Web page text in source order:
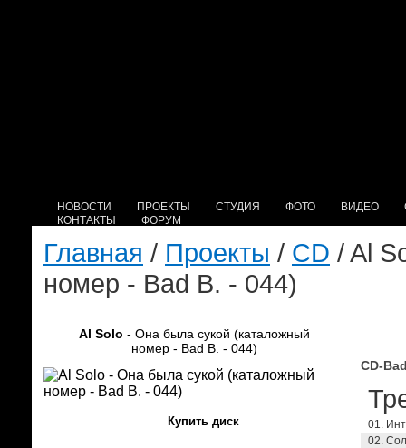
НОВОСТИ ПРОЕКТЫ СТУДИЯ ФОТО ВИДЕО
КОНТАКТЫ
ФОРУМ
Главная / Проекты / CD / Al
номер - Bad B. - 044)
Al Solo - Она была сукой (каталожный
номер - Bad B. - 044)
Купить диск
CD-
01.
02.